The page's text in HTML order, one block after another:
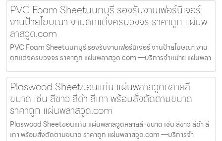
PVC Foam Sheetนนทบุรี รองรับงานเฟอร์นิเจอร์
งานป้ายโฆษณา งานตกแต่งครบวงจร ราคาถูก แผ่นพ
ลาสวูด.com
PVC Foam Sheetนนทบุรี รองรับงานเฟอร์นิเจอร์ งานป้ายโฆษณา งาน
ตกแต่งครบวงจร ราคาถูก แผ่นพลาสวูด.com —บริการจำหน่าย แผ่นพลา
Plaswood Sheetขอนแก่น แผ่นพลาสวูดหลายสี-
ขนาด เช่น สีขาว สีดำ สีเทา พร้อมสั่งตัดตามขนาด
ราคาถูก แผ่นพลาสวูด.com
Plaswood Sheetขอนแก่น แผ่นพลาสวูดหลายสี-ขนาด เช่น สีขาว สีดำ สี
เทา พร้อมสั่งตัดตามขนาด ราคาถูก แผ่นพลาสวูด.com —บริการจำ